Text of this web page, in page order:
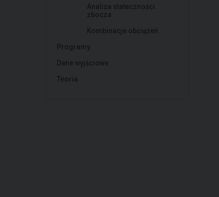
Analiza stateczności
zbocza
Kombinacje obciążeń
Programy
Dane wyjściowe
Teoria